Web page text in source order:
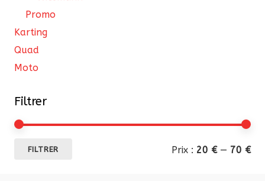
Promo
Karting
Quad
Moto
Filtrer
FILTRER Prix : 20 €— 70 €